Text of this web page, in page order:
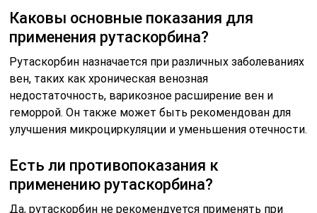
Каковы основные показания для
применения рутаскорбина?
Рутаскорбин назначается при различных заболеваниях
вен, таких как хроническая венозная
недостаточность, варикозное расширение вен и
геморрой. Он также может быть рекомендован для
улучшения микроциркуляции и уменьшения отечности.
Есть ли противопоказания к
применению рутаскорбина?
Да, рутаскорбин не рекомендуется применять при